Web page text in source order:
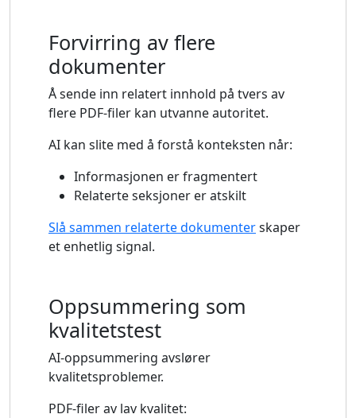
Forvirring av flere
dokumenter
Å sende inn relatert innhold på tvers av
flere PDF-filer kan utvanne autoritet.
AI kan slite med å forstå konteksten når:
Informasjonen er fragmentert
Relaterte seksjoner er atskilt
Slå sammen relaterte dokumenterskaper
et enhetlig signal.
Oppsummering som
kvalitetstest
AI-oppsummering avslører
kvalitetsproblemer.
PDF-filer av lav kvalitet: